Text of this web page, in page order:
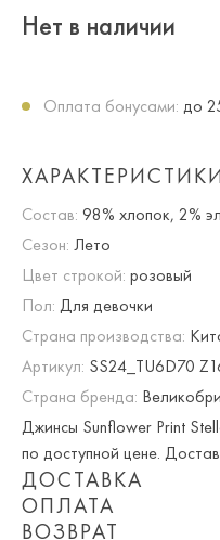
Нет в наличии
Оплата бонусами: до
Состав: 98% хлопок, 2%
Сезон: Лето
Цвет строкой: розовый
Пол: Для девочки
Страна производства:
Артикул: SS24_TU6D70
Страна бренда:
Джинсы Sunflower Print
по доступной цене.
ДОСТАВКА
Опция частичная
ОПЛАТА
ВОЗВРАТ